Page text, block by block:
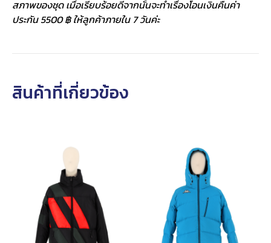
สภาพของชุด เมื่อเรียบร้อยดีจากนั้นจะทำเรื่องโอนเงินคืนค่า
ประกัน 5500 ฿ ให้ลูกค้าภายใน 7 วันค่ะ
สินค้าที่เกี่ยวข้อง